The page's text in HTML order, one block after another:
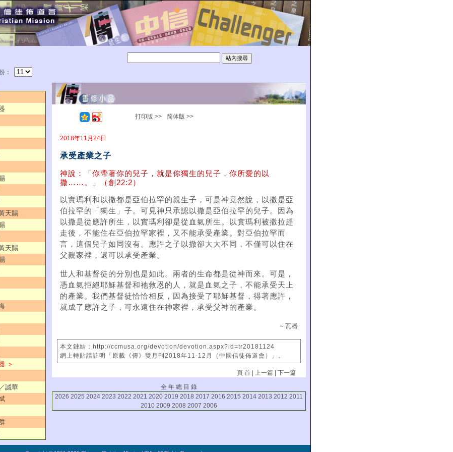
：
天賜
天賜
＞
誠華
打印版 >> 简体版 >>
2018年11月24日
承受產業之子
神說：「你帶著你的兒子，就是你獨生的兒子，你所愛的以
撒……。」（創22:2）
以實瑪利和以撒都是亞伯拉罕的親生子，可是神竟然說，以撒是亞
伯拉罕的「獨生」子。可見神只承認以撒是亞伯拉罕的兒子。因為
以撒是從應許所生，以實瑪利卻是從血氣所生。以實瑪利被撒拉趕
走後，不能住在亞伯拉罕家裡，又不能承受產業。對亞伯拉罕而
言，這個兒子如同沒有。應許之子以撒卻大大不同，不僅可以住在
父親家裡，還可以承受產業。
世人和基督徒的分別也是如此。兩者的生命都是從神而來。可是，
憑血氣拒絕耶穌基督和祂救恩的人，就是血氣之子，不能承受天上
的產業。我們基督徒恰恰相反，因為接受了耶穌基督，得著應許，
就成了應許之子，可永遠住在神家裡，承受父神的產業。
～瓦器
本文鏈結：http://ccmusa.org/devotion/devotion.aspx?id=tr20181124
網上轉貼請註明「原載《傳》雙月刊2018年11-12月（中國信徒佈道會）」。
頁 首 | 上一篇 |下一篇
全 年 總 目 錄
2026 2025 2024 2023 2022 2021 2020 2019 2018 2017 2016 2015 2014 2013 2012 2011
2010 2009 2008 2007 2006